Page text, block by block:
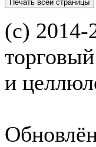
(с) 2014-
и